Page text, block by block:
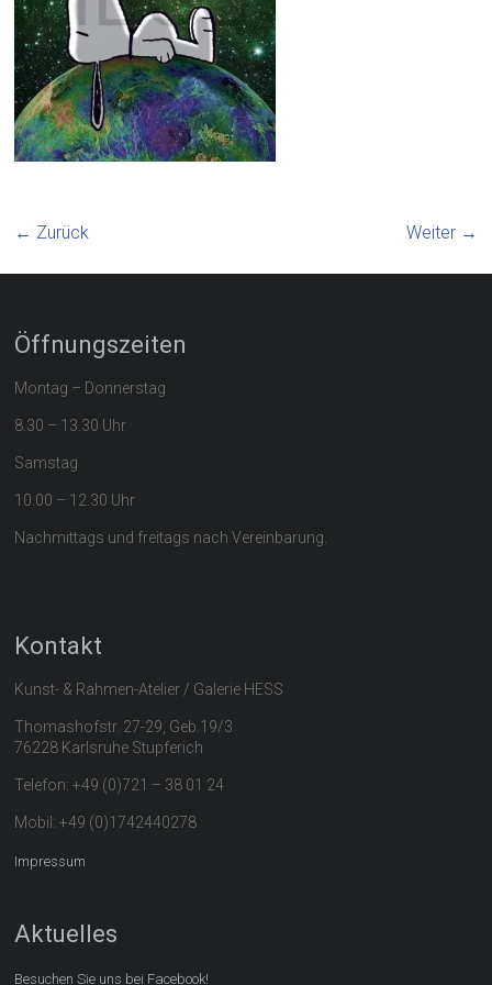
← Zurück Weiter →
Öffnungszeiten
Montag – Donnerstag
8.30 – 13.30 Uhr
Samstag
10.00 – 12.30 Uhr
Nachmittags und freitags nach Vereinbarung.
Kontakt
Kunst- & Rahmen-Atelier / Galerie HESS
Thomashofstr. 27-29, Geb.19/3
76228 Karlsruhe Stupferich
Telefon: +49 (0)721 – 38 01 24
Mobil: +49 (0)1742440278
Impressum
Aktuelles
Besuchen Sie uns bei Facebook!